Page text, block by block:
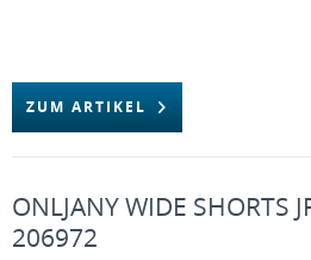
ZUM ARTIKEL
ONLJANY WIDE SHORTS
206972